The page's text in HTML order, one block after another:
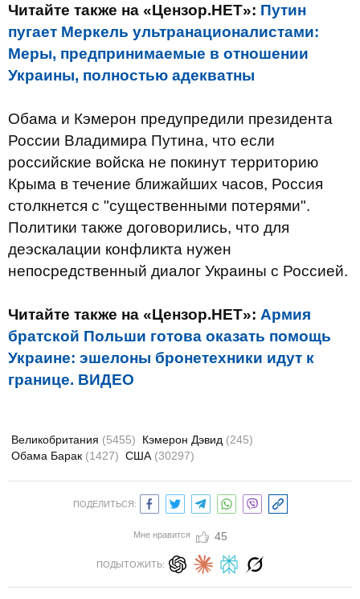
Читайте также на «Цензор.НЕТ»: Путин
пугает Меркель ультранационалистами:
Меры, предпринимаемые в отношении
Украины, полностью адекватны
Обама и Кэмерон предупредили президента
России Владимира Путина, что если
российские войска не покинут территорию
Крыма в течение ближайших часов, Россия
столкнется с "существенными потерями".
Политики также договорились, что для
деэскалации конфликта нужен
непосредственный диалог Украины с Россией.
Читайте также на «Цензор.НЕТ»: Армия
братской Польши готова оказать помощь
Украине: эшелоны бронетехники идут к
границе. ВИДЕО
Великобритания (5455) Кэмерон Дэвид (245)
Обама Барак (1427) США (30297)
ПОДЕЛИТЬСЯ:
Мне нравится 45
ПОДЫТОЖИТЬ: